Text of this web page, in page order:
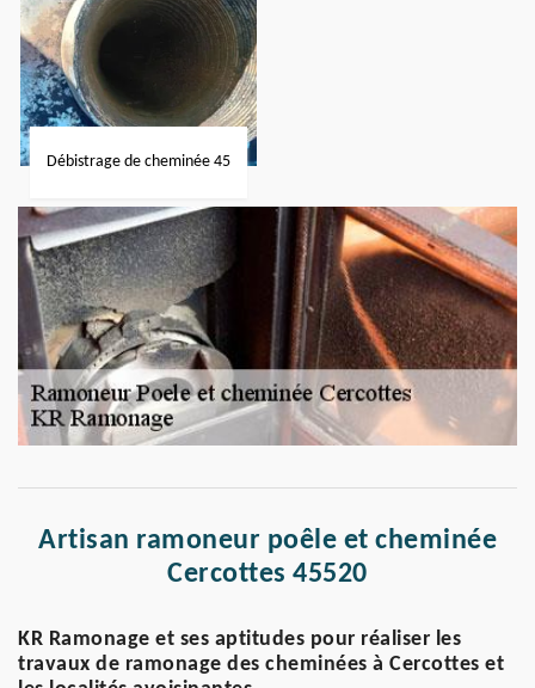
Débistrage de cheminée 45
Artisan ramoneur poêle et cheminée
Cercottes 45520
KR Ramonage et ses aptitudes pour réaliser les
travaux de ramonage des cheminées à Cercottes et